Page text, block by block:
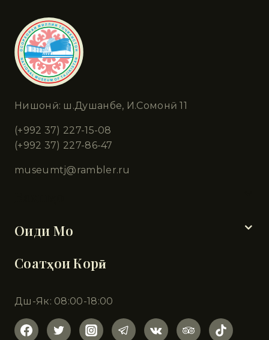
Нишонӣ: ш.Душанбе, И.Сомонӣ 11
(+992 37) 227-15-08
(+992 37) 227-86-47
museumtj@rambler.ru
Оиди Мо
Соатҳои Корӣ
Дш-Як: 08:00-18:00